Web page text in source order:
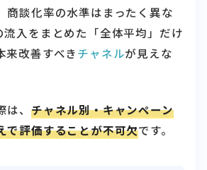
商談化率の水準はまったく異な
流入をまとめた「全体平均」だけ
来改善すべきチャネルが見えな
、 チャネル別・キャンペーン
で評価することが不可欠です。